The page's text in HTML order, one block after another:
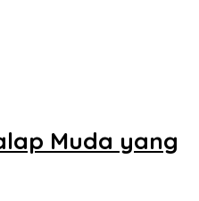
Muda yang